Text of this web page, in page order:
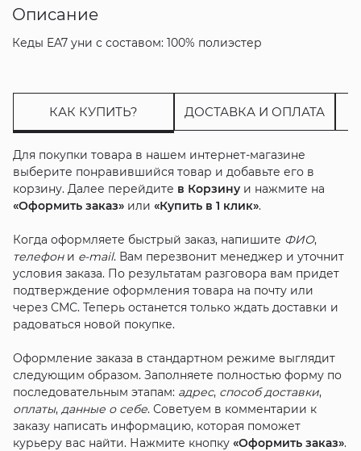
Описание
Кеды EA7 уни с составом: 100% полиэстер
КАК КУПИТЬ? ДОСТАВКА И ОПЛАТА
Для покупки товара в нашем интернет-магазине
выберите понравившийся товар и добавьте его в
корзину. Далее перейдите в Корзинуи нажмите на
«Оформить заказ»или «Купить в 1 клик».
Когда оформляете быстрый заказ, напишите ФИО,
телефони e-mail. Вам перезвонит менеджер и уточнит
условия заказа. По результатам разговора вам придет
подтверждение оформления товара на почту или
через СМС. Теперь останется только ждать доставки и
радоваться новой покупке.
Оформление заказа в стандартном режиме выглядит
следующим образом. Заполняете полностью форму по
последовательным этапам: адрес, способ доставки,
оплаты, данные о себе. Советуем в комментарии к
заказу написать информацию, которая поможет
курьеру вас найти. Нажмите кнопку «Оформить заказ».